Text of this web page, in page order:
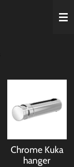
Chrome Kuka
hanger